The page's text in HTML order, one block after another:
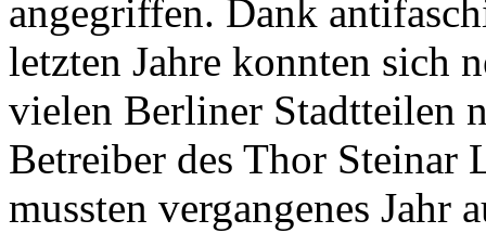
angegriffen. Dank
letzten Jahre konnten sich
vielen Berliner Stadtteilen
Betreiber des Thor Steinar
mussten vergangenes Jahr